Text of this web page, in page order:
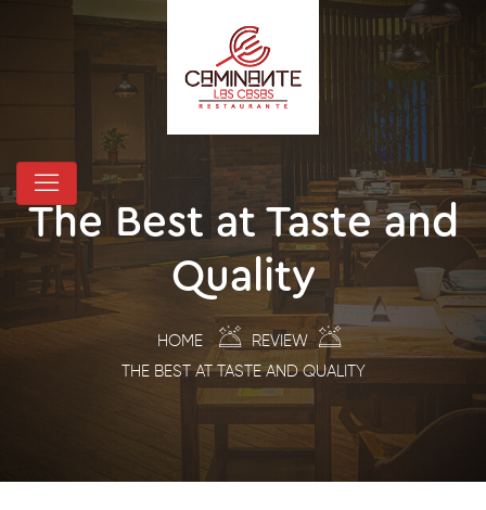
The Best at Taste and
Quality
HOME
REVIEW
THE BEST AT TASTE AND QUALITY